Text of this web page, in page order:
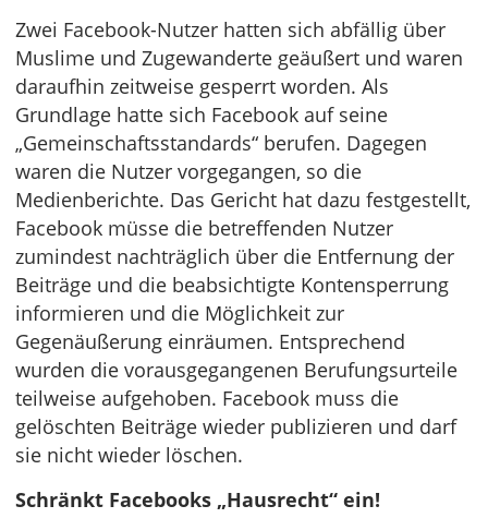
Zwei Facebook-Nutzer hatten sich abfällig über
Muslime und Zugewanderte geäußert und waren
daraufhin zeitweise gesperrt worden. Als
Grundlage hatte sich Facebook auf seine
„Gemeinschaftsstandards“ berufen. Dagegen
waren die Nutzer vorgegangen, so die
Medienberichte. Das Gericht hat dazu festgestellt,
Facebook müsse die betreffenden Nutzer
zumindest nachträglich über die Entfernung der
Beiträge und die beabsichtigte Kontensperrung
informieren und die Möglichkeit zur
Gegenäußerung einräumen. Entsprechend
wurden die vorausgegangenen Berufungsurteile
teilweise aufgehoben. Facebook muss die
gelöschten Beiträge wieder publizieren und darf
sie nicht wieder löschen.
Schränkt Facebooks „Hausrecht“ ein!